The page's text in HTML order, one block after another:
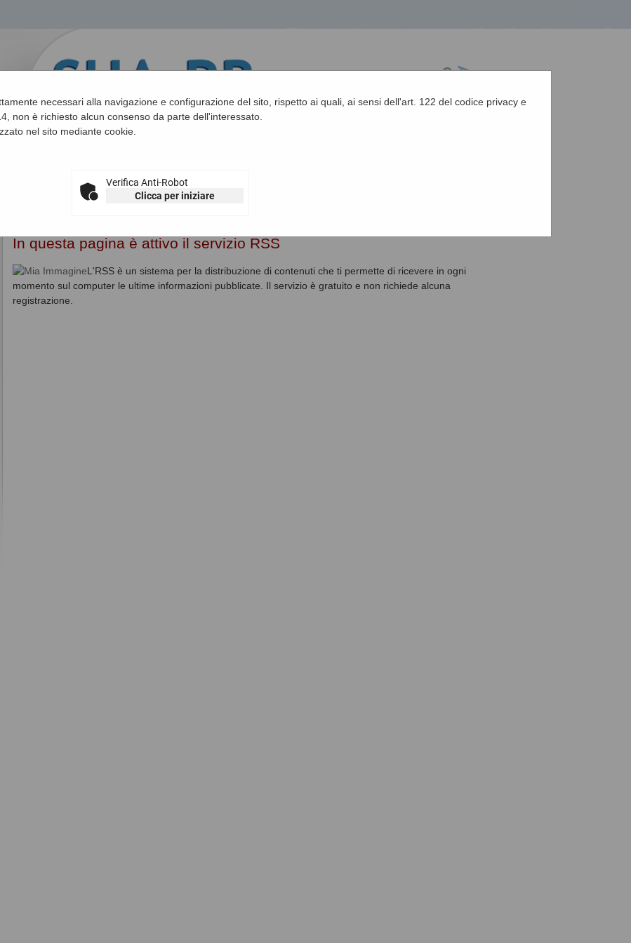
Informazioni »Feed RSS
necessari alla navigazione e configurazione del sito, rispetto ai quali, ai sensi dell'art. 122 del codice privacy e
non è richiesto alcun consenso da parte dell'interessato.
nel sito mediante cookie.
Verifica Anti-Robot
Clicca per iniziare
In questa pagina è attivo il servizio RSS
L'RSS è un sistema per la distribuzione di contenuti che ti permette di ricevere in ogni
momento sul computer le ultime informazioni pubblicate. Il servizio è gratuito e non richiede alcuna
registrazione.